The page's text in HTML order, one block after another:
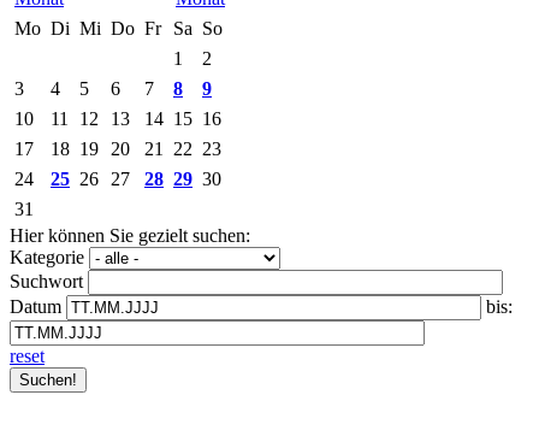
Mo Di Mi Do Fr Sa So
1
2
3
4 5 6 7 8
9
10
11 12 13 14 15 16
17
18 19 20 21 22 23
24
25 26 27 28 29 30
31
Hier können Sie gezielt suchen:
Kategorie
Suchwort
Datum
bis:
reset